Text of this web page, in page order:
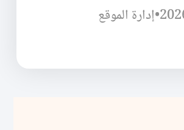
•إدارة الموقع